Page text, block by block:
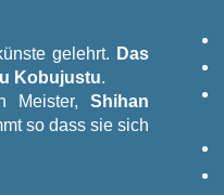
gelehrt. Das
Kobujustu.
Meister, Shihan
so dass sie sich